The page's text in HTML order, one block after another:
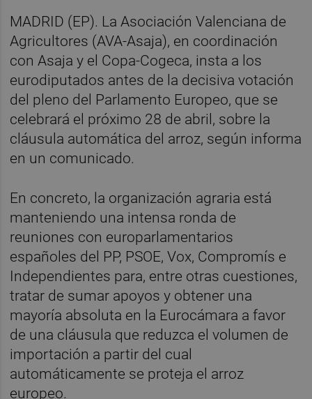
MADRID (EP). La Asociación Valenciana de
Agricultores (AVA-Asaja), en coordinación
con Asaja y el Copa-Cogeca, insta a los
eurodiputados antes de la decisiva votación
del pleno del Parlamento Europeo, que se
celebrará el próximo 28 de abril, sobre la
cláusula automática del arroz, según informa
en un comunicado.
En concreto, la organización agraria está
manteniendo una intensa ronda de
reuniones con europarlamentarios
españoles del PP, PSOE, Vox, Compromís e
Independientes para, entre otras cuestiones,
tratar de sumar apoyos y obtener una
mayoría absoluta en la Eurocámara a favor
de una cláusula que reduzca el volumen de
importación a partir del cual
automáticamente se proteja el arroz
europeo.